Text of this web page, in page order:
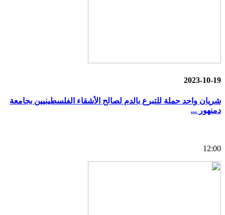
2023-10-19
شريان واحد حملة للتبرع بالدم لصالح الأشقاء الفلسطينيين بجامعة
دمنهور ...
12:00